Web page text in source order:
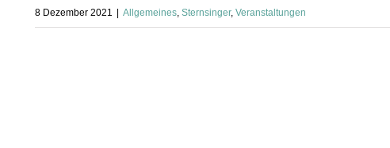
8 Dezember 2021 Allgemeines, Sternsinger, Veranstaltungen